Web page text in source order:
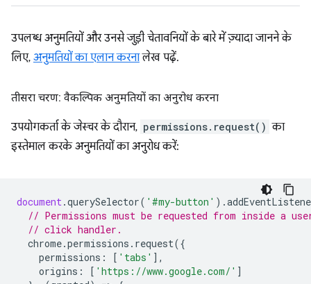
उपलब्ध अनुमतियों और उनसे जुड़ी चेतावनियों के बारे में ज़्यादा जानने के
लिए, अनुमतियों का एलान करनालेख पढ़ें.
तीसरा चरण: वैकल्पिक अनुमतियों का अनुरोध करना
उपयोगकर्ता के जेस्चर के दौरान, permissions.request() का
इस्तेमाल करके अनुमतियों का अनुरोध करें:
document.querySelector( '#my-button' ).
// Permissions must be requested from inside a
// click handler.
chrome.permissions . request({
permissions : [ 'tabs' ],
origins : [ 'https://www.google.com/' ]